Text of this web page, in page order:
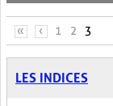
PAGES
« ‹ 1 2 3
LES INDICES